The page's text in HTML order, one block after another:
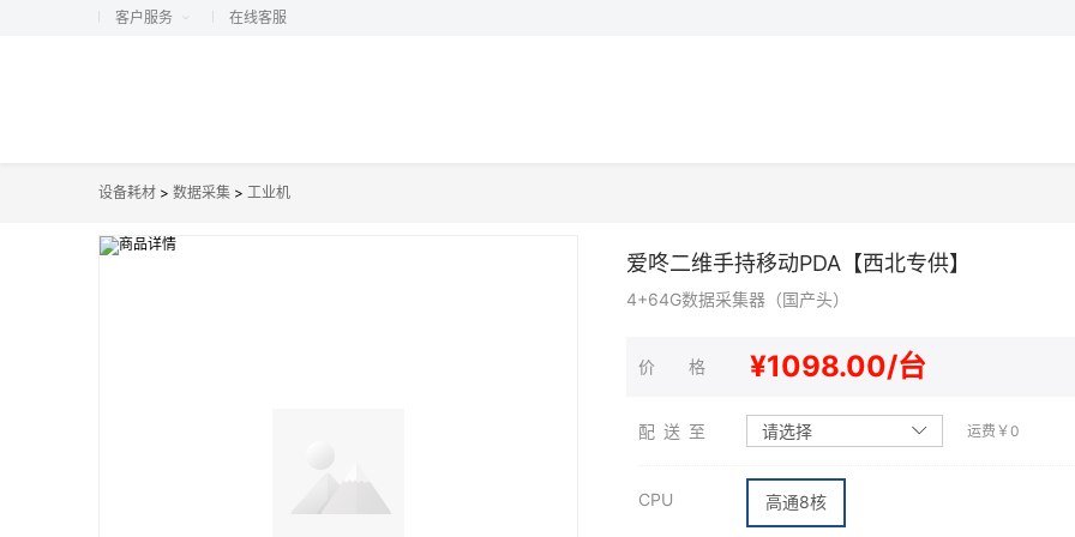
客户服务 在线客服
设备耗材 > 数据采集 > 工业机
爱咚二维手持移动PDA【西北专供】
4+64G数据采集器（国产头）
价 格 ¥1098.00/台
配 送 至 请选择 运费￥0
CPU 高通8核